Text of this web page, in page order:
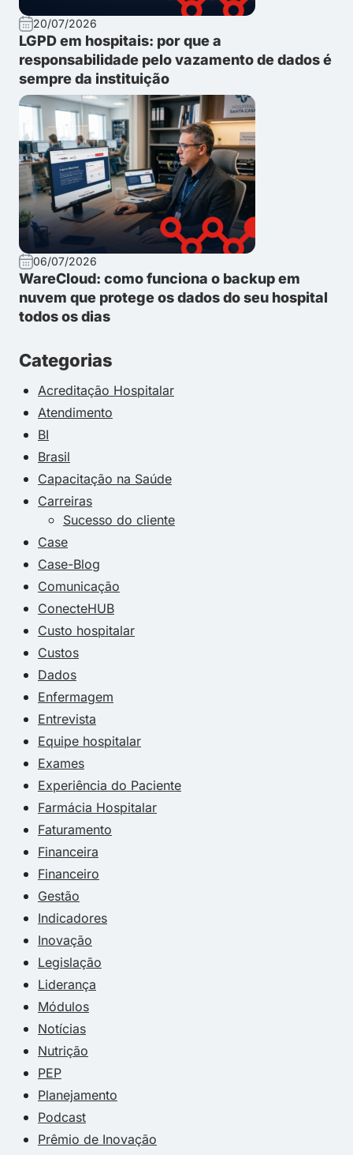
20/07/2026
LGPD em hospitais: por que a
responsabilidade pelo vazamento de dados é
sempre da instituição
06/07/2026
WareCloud: como funciona o backup em
nuvem que protege os dados do seu hospital
todos os dias
Categorias
Acreditação Hospitalar
Atendimento
BI
Brasil
Capacitação na Saúde
Carreiras
Sucesso do cliente
Case
Case-Blog
Comunicação
ConecteHUB
Custo hospitalar
Custos
Dados
Enfermagem
Entrevista
Equipe hospitalar
Exames
Experiência do Paciente
Farmácia Hospitalar
Faturamento
Financeira
Financeiro
Gestão
Indicadores
Inovação
Legislação
Liderança
Módulos
Notícias
Nutrição
PEP
Planejamento
Podcast
Prêmio de Inovação